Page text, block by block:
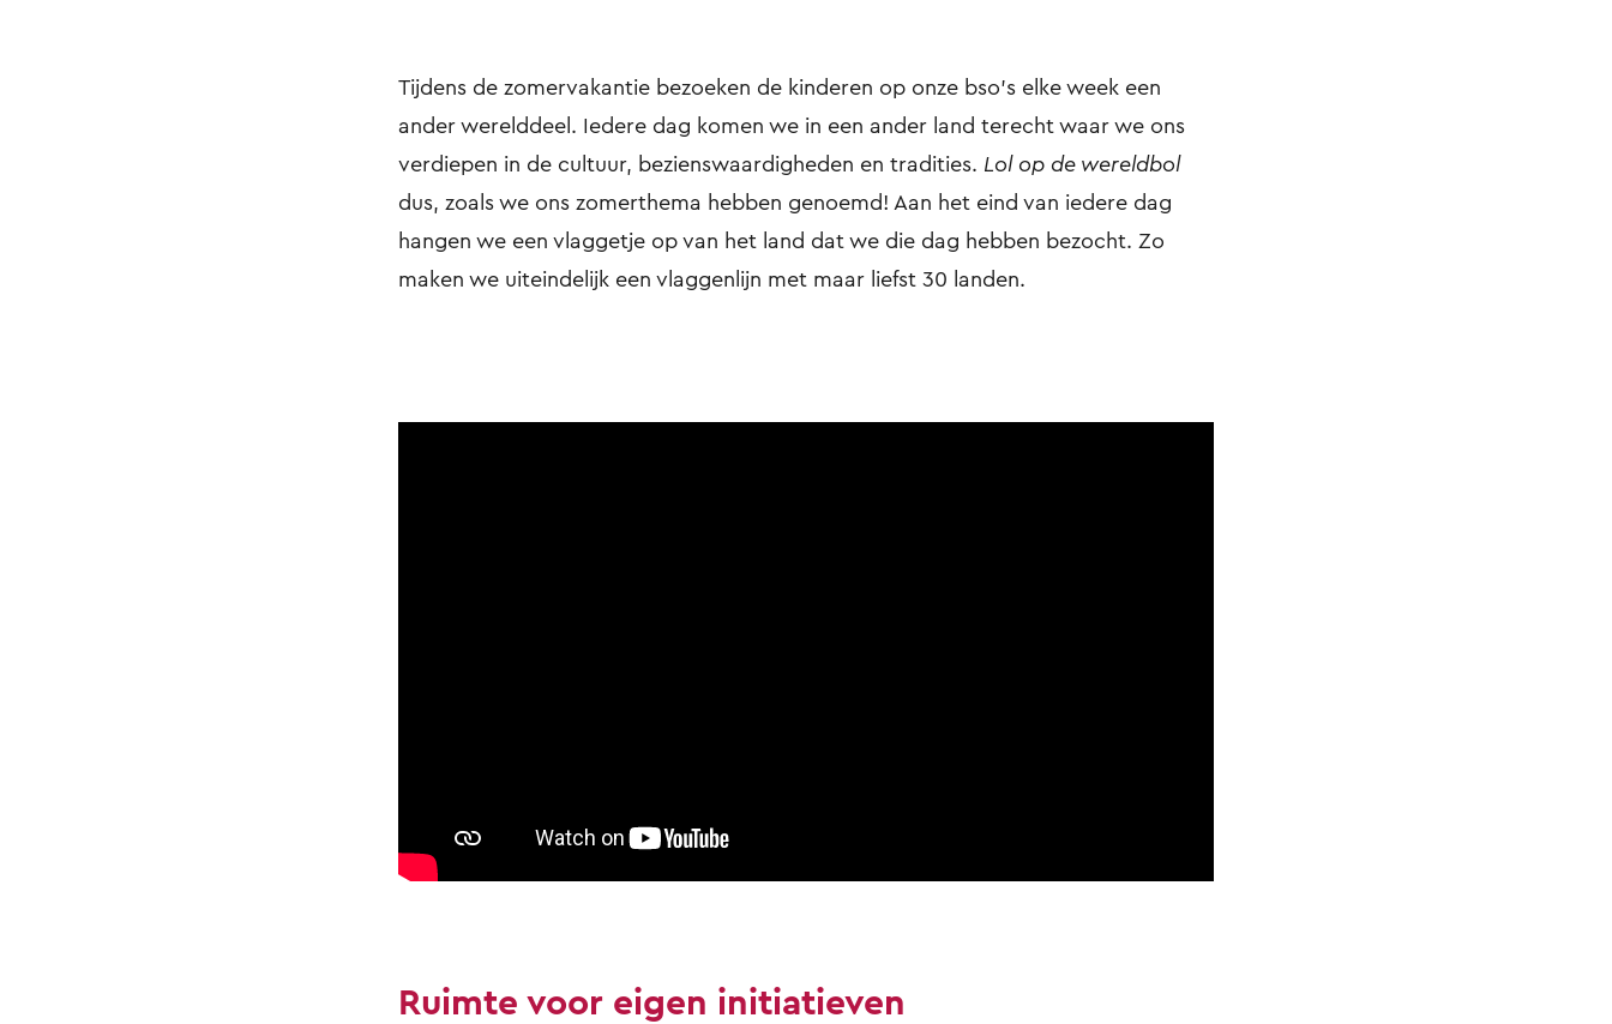
Tijdens de zomervakantie bezoeken de kinderen op onze bso’s elke week een
ander werelddeel. Iedere dag komen we in een ander land terecht waar we ons
verdiepen in de cultuur, bezienswaardigheden en tradities. Lol op de wereldbol
dus, zoals we ons zomerthema hebben genoemd! Aan het eind van iedere dag
hangen we een vlaggetje op van het land dat we die dag hebben bezocht. Zo
maken we uiteindelijk een vlaggenlijn met maar liefst 30 landen.
Ruimte voor eigen initiatieven